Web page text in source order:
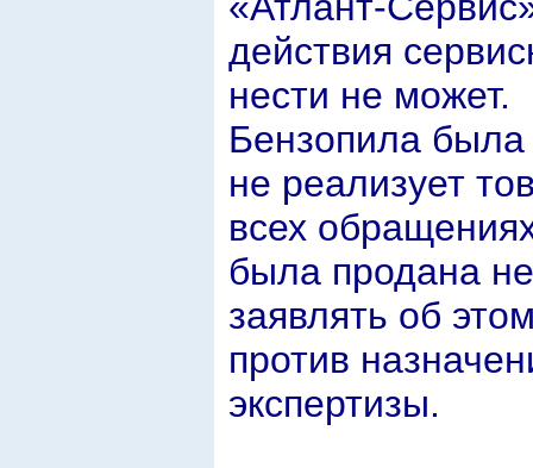
действия
нести не может.
Бензопила
не реализует
всех
была продана
заявлять об
против
экспертизы.